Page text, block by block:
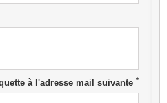
à l'adresse mail suivante *